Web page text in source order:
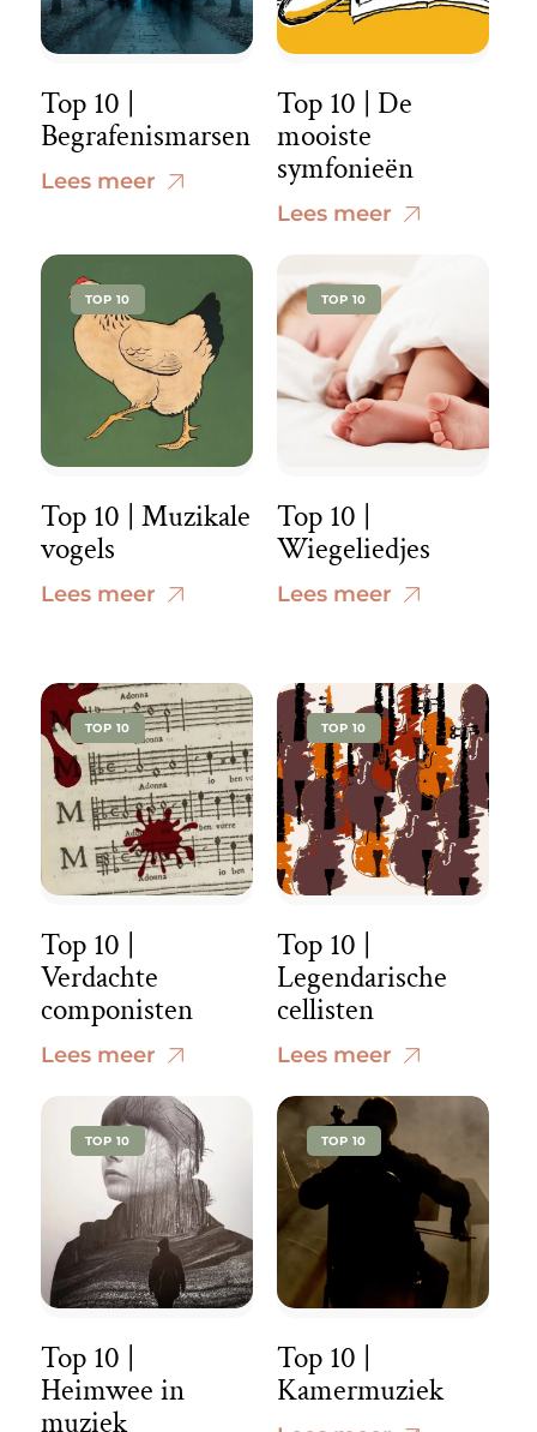
Top 10 |
Begrafenismarsen
Lees meer
Top 10 | De
mooiste
symfonieën
Lees meer
TOP 10
Top 10 | Muzikale
vogels
Lees meer
TOP 10
Top 10 |
Wiegeliedjes
Lees meer
TOP 10
Top 10 |
Verdachte
componisten
Lees meer
TOP 10
Top 10 |
Legendarische
cellisten
Lees meer
TOP 10
Top 10 |
Heimwee in
muziek
TOP 10
Top 10 |
Kamermuziek